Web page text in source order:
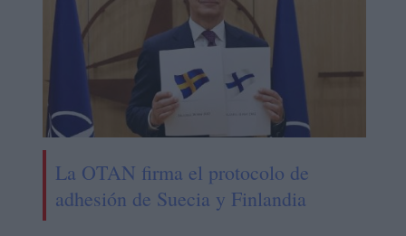
La OTAN firma el protocolo de
adhesión de Suecia y Finlandia